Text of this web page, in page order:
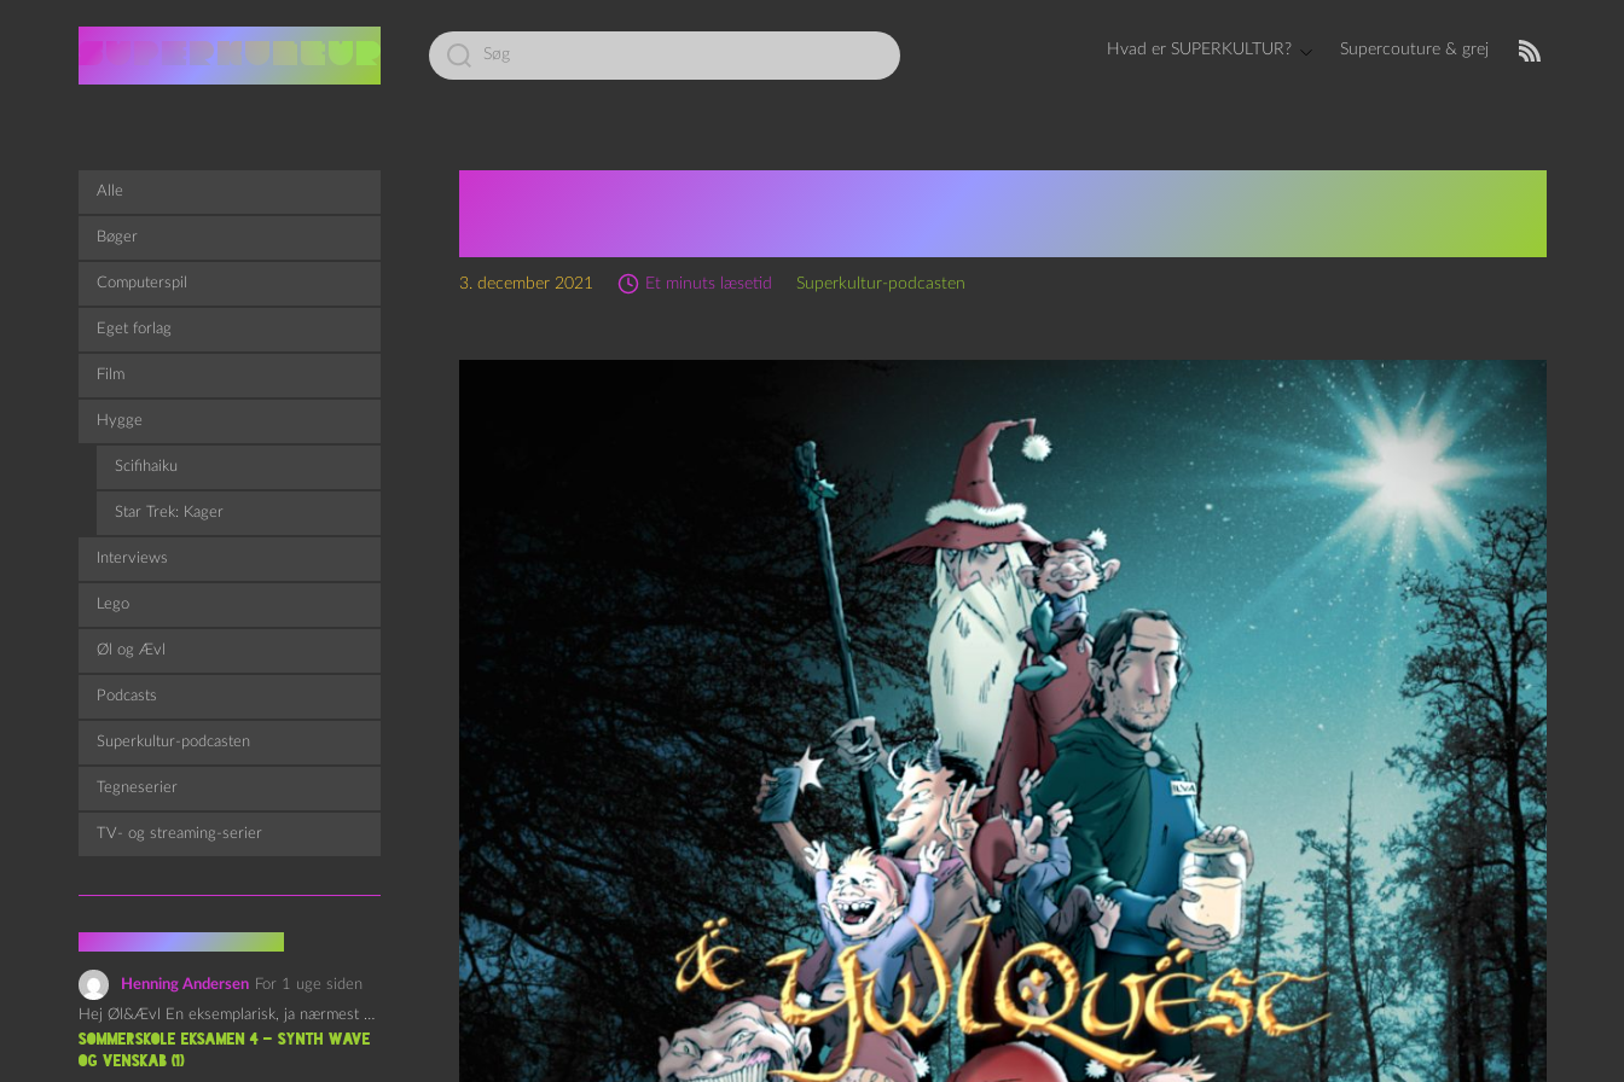
Led
efter:
Hvad er SUPERKULTUR? Supercouture & grej
3. december 2021 Et minuts læsetid Superkultur-podcasten
Alle
Bøger
Computerspil
Eget forlag
Film
Hygge
Scifihaiku
Star Trek: Kager
Interviews
Lego
Øl og Ævl
Podcasts
Superkultur-podcasten
Tegneserier
TV- og streaming-serier
Henning Andersen For 1 uge siden
Hej Øl&Ævl En eksemplarisk, ja nærmest yndefuld, afslutning på SOMMERSKOLEN.…
Sommerskole Eksamen 4 – Synth Wave
og Venskab (1)